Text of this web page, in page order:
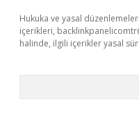
Hukuka ve yasal
içerikleri,
halinde, ilgili içerikler yasal